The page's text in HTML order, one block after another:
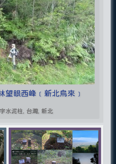
眼西峰﹝新北烏來﹞
水泥柱, 台灣, 新北